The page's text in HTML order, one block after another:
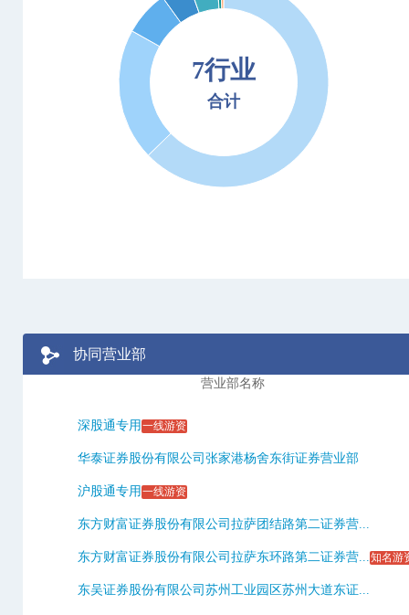
7行业
合计
协同营业部
营业部名称
深股通专用 一线游资
华泰证券股份有限公司张家港杨舍东街证券营业部
沪股通专用 一线游资
东方财富证券股份有限公司拉萨团结路第二证券营...
东方财富证券股份有限公司拉萨东环路第二证券营...知名游
东吴证券股份有限公司苏州工业园区苏州大道东证...